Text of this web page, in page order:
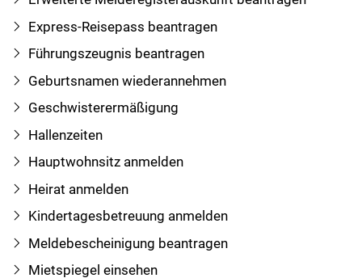
Express-Reisepass beantragen
Führungszeugnis beantragen
Geburtsnamen wiederannehmen
Geschwisterermäßigung
Hallenzeiten
Hauptwohnsitz anmelden
Heirat anmelden
Kindertagesbetreuung anmelden
Meldebescheinigung beantragen
Mietspiegel einsehen